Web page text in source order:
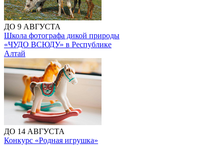
ДО 9 АВГУСТА
Школа фотографа дикой природы
«ЧУДО ВСЮДУ» в Республике
Алтай
ДО 14 АВГУСТА
Конкурс «Родная игрушка»